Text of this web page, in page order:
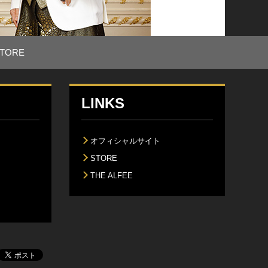
LINKS
オフィシャルサイト
STORE
THE ALFEE